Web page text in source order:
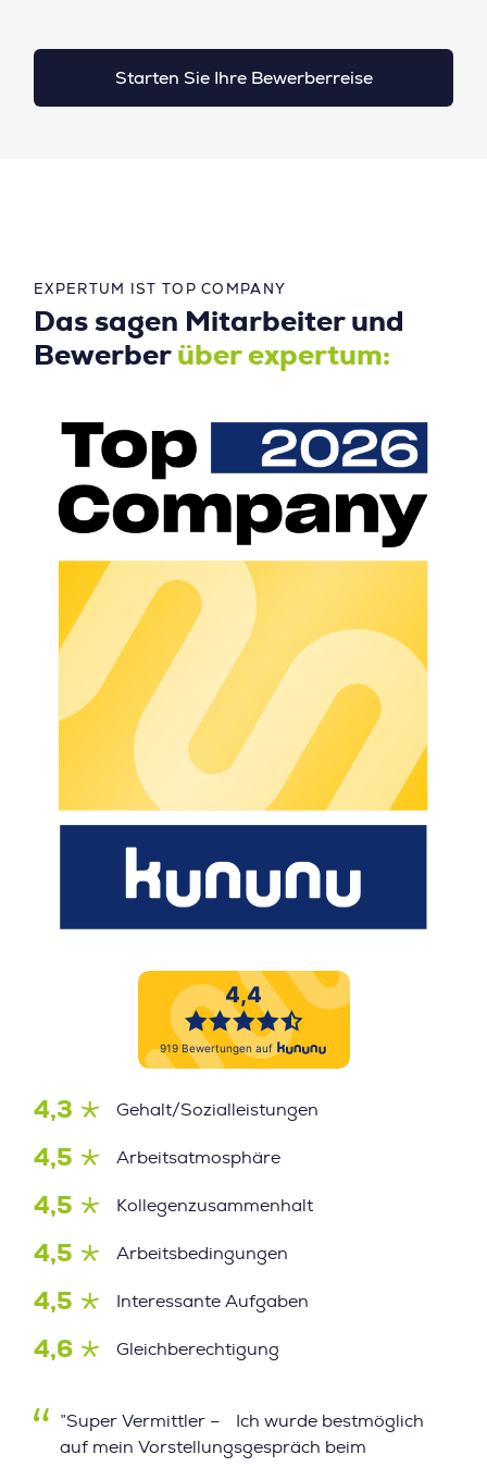
Starten Sie Ihre Bewerberreise
EXPERTUM IST TOP COMPANY
Das sagen Mitarbeiter und
Bewerber über expertum:
4,3 Gehalt/Sozialleistungen
4,5 Arbeitsatmosphäre
4,5 Kollegenzusammenhalt
4,5 Arbeitsbedingungen
4,5 Interessante Aufgaben
4,6 Gleichberechtigung
”Super Vermittler – Ich wurde bestmöglich
auf mein Vorstellungsgespräch beim